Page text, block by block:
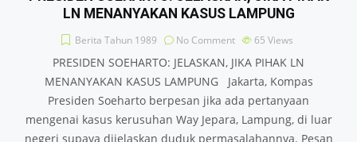
LN MENANYAKAN KASUS LAMPUNG
Berita Tahun 1989 No Comment 65 Views
PRESIDEN SOEHARTO: JELASKAN, JIKA PIHAK LN
MENANYAKAN KASUS LAMPUNG Jakarta, Kompas
Presiden Soeharto berpesan jika ada pertanyaan
mengenai kasus kerusuhan Way Jepara, Lampung, di luar
negeri supaya dijelaskan duduk permasalahannya. Pesan